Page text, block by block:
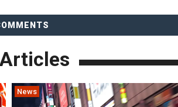
News